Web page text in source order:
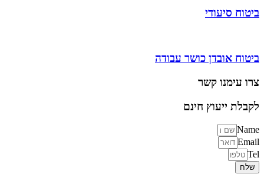
ביטוח סיעודי
ביטוח אובדן כושר עבודה
צרו עימנו קשר
לקבלת ייעוץ חינם
Name
Email
Tel
שלח